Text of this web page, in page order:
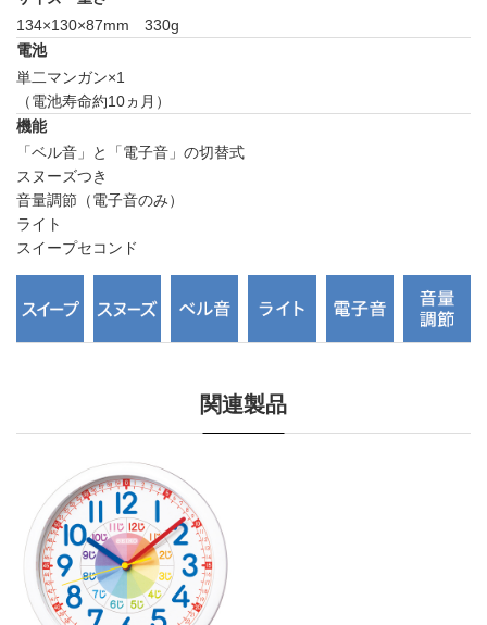
134×130×87mm 330g
電池
単二マンガン×1
（電池寿命約10ヵ月）
機能
「ベル音」と「電子音」の切替式
スヌーズつき
音量調節（電子音のみ）
ライト
スイープセコンド
関連製品